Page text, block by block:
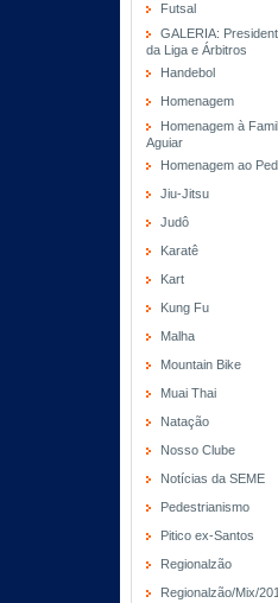
Futsal
GALERIA:
da Liga e Árbitros
Handebol
Homenagem
Homenagem à
Aguiar
Homenagem ao
Jiu-Jitsu
Judô
Karatê
Kart
Kung Fu
Malha
Mountain Bike
Muai Thai
Natação
Nosso Clube
Notícias da SEME
Pedestrianismo
Pitico ex-Santos
Regionalzão
Regionalzão/Mix/